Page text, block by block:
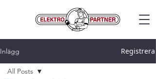
Inlägg Registrera
All Posts